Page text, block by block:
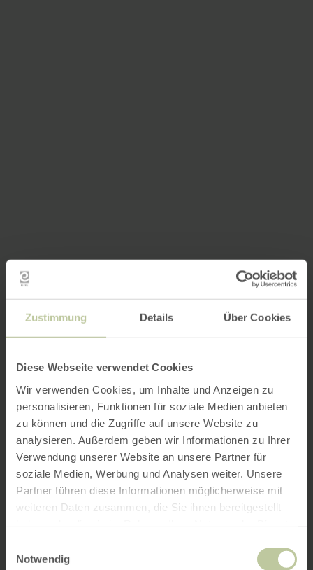
Zustimmung Details Über Cookies
Diese Webseite verwendet Cookies
Wir verwenden Cookies, um Inhalte und Anzeigen zu
personalisieren, Funktionen für soziale Medien anbieten
zu können und die Zugriffe auf unsere Website zu
analysieren. Außerdem geben wir Informationen zu Ihrer
Verwendung unserer Website an unsere Partner für
soziale Medien, Werbung und Analysen weiter. Unsere
Partner führen diese Informationen möglicherweise mit
weiteren Daten zusammen, die Sie ihnen bereitgestellt
Notwendig